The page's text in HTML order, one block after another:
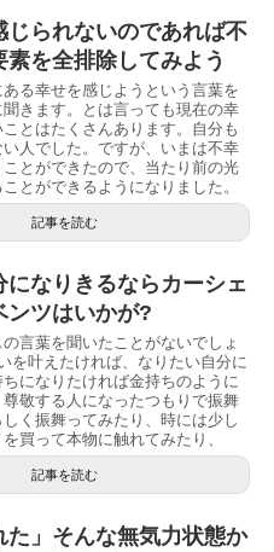
じられないのであれば不
を全排除してみよう
る幸せを感じようという言葉を
きます。とは言っても現在の幸
とはたくさんあります。自分も
人でした。ですが、いまは不幸
とができたので、当たり前の光
とができるようになりました。
記事を読む
になりきるならカーシェ
ンツはいかが?
言葉を聞いたことがないでしょ
を叶えたければ、なりたい自分に
になりたければ金持ちのように
敬する人になったつもりで振舞
く振舞ってみたり、時には少し
買って本物に触れてみたり、
記事を読む
た」そんな無気力状態か